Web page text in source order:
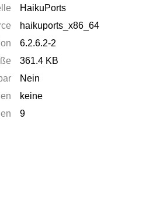
HaikuPorts
haikuports_x86_64
6.2.6.2-2
361.4 KB
Nein
keine
9